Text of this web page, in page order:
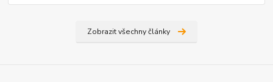
Zobrazit všechny články